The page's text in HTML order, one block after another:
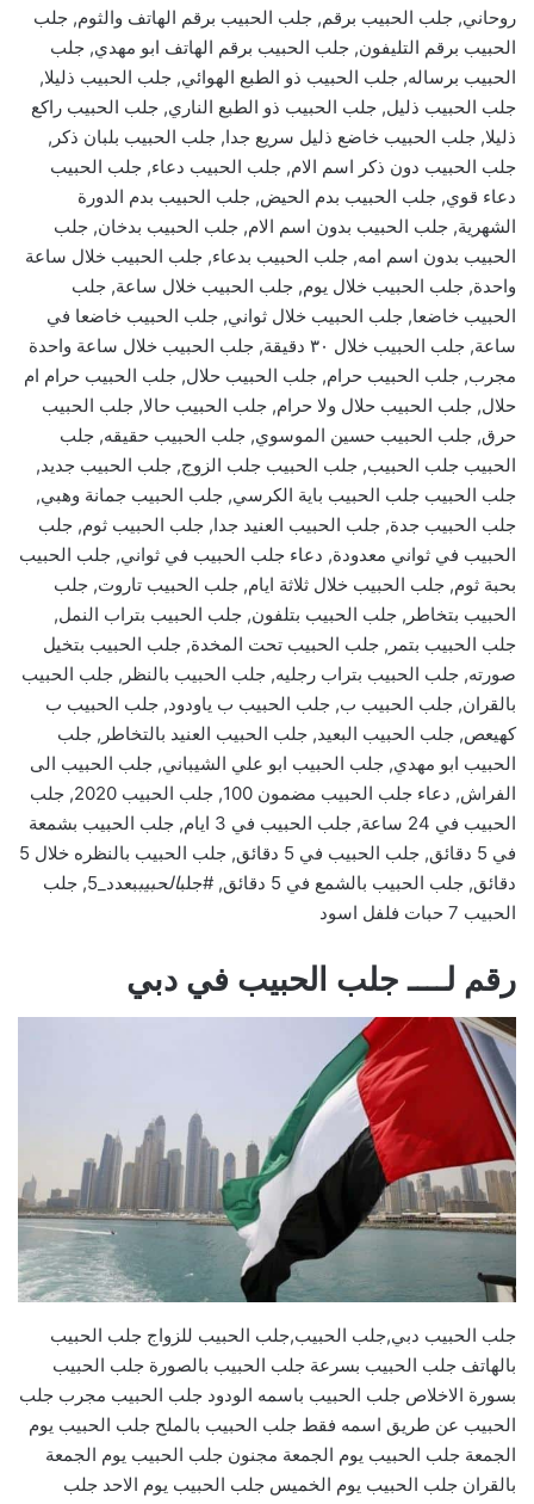
روحاني, جلب الحبيب برقم, جلب الحبيب برقم الهاتف والثوم, جلب
الحبيب برقم التليفون, جلب الحبيب برقم الهاتف ابو مهدي, جلب
الحبيب برساله, جلب الحبيب ذو الطبع الهوائي, جلب الحبيب ذليلا,
جلب الحبيب ذليل, جلب الحبيب ذو الطبع الناري, جلب الحبيب راكع
ذليلا, جلب الحبيب خاضع ذليل سريع جدا, جلب الحبيب بلبان ذكر,
جلب الحبيب دون ذكر اسم الام, جلب الحبيب دعاء, جلب الحبيب
دعاء قوي, جلب الحبيب بدم الحيض, جلب الحبيب بدم الدورة
الشهرية, جلب الحبيب بدون اسم الام, جلب الحبيب بدخان, جلب
الحبيب بدون اسم امه, جلب الحبيب بدعاء, جلب الحبيب خلال ساعة
واحدة, جلب الحبيب خلال يوم, جلب الحبيب خلال ساعة, جلب
الحبيب خاضعا, جلب الحبيب خلال ثواني, جلب الحبيب خاضعا في
ساعة, جلب الحبيب خلال ٣٠ دقيقة, جلب الحبيب خلال ساعة واحدة
مجرب, جلب الحبيب حرام, جلب الحبيب حلال, جلب الحبيب حرام ام
حلال, جلب الحبيب حلال ولا حرام, جلب الحبيب حالا, جلب الحبيب
حرق, جلب الحبيب حسين الموسوي, جلب الحبيب حقيقه, جلب
الحبيب جلب الحبيب, جلب الحبيب جلب الزوج, جلب الحبيب جديد,
جلب الحبيب جلب الحبيب باية الكرسي, جلب الحبيب جمانة وهبي,
جلب الحبيب جدة, جلب الحبيب العنيد جدا, جلب الحبيب ثوم, جلب
الحبيب في ثواني معدودة, دعاء جلب الحبيب في ثواني, جلب الحبيب
بحبة ثوم, جلب الحبيب خلال ثلاثة ايام, جلب الحبيب تاروت, جلب
الحبيب بتخاطر, جلب الحبيب بتلفون, جلب الحبيب بتراب النمل,
جلب الحبيب بتمر, جلب الحبيب تحت المخدة, جلب الحبيب بتخيل
صورته, جلب الحبيب بتراب رجليه, جلب الحبيب بالنظر, جلب الحبيب
بالقران, جلب الحبيب ب, جلب الحبيب ب ياودود, جلب الحبيب ب
كهيعص, جلب الحبيب البعيد, جلب الحبيب العنيد بالتخاطر, جلب
الحبيب ابو مهدي, جلب الحبيب ابو علي الشيباني, جلب الحبيب الى
الفراش, دعاء جلب الحبيب مضمون 100, جلب الحبيب 2020, جلب
الحبيب في 24 ساعة, جلب الحبيب في 3 ايام, جلب الحبيب بشمعة
في 5 دقائق, جلب الحبيب في 5 دقائق, جلب الحبيب بالنظره خلال 5
دقائق, جلب الحبيب بالشمع في 5 دقائق, #جلب
الحبيب
بعدد_5, جلب
الحبيب 7 حبات فلفل اسود
رقم لــــ جلب الحبيب في دبي
جلب الحبيب دبي,جلب الحبيب,جلب الحبيب للزواج جلب الحبيب
بالهاتف جلب الحبيب بسرعة جلب الحبيب بالصورة جلب الحبيب
بسورة الاخلاص جلب الحبيب باسمه الودود جلب الحبيب مجرب جلب
الحبيب عن طريق اسمه فقط جلب الحبيب بالملح جلب الحبيب يوم
الجمعة جلب الحبيب يوم الجمعة مجنون جلب الحبيب يوم الجمعة
بالقران جلب الحبيب يوم الخميس جلب الحبيب يوم الاحد جلب